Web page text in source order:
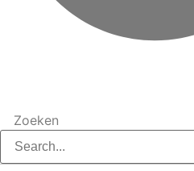
Zoeken